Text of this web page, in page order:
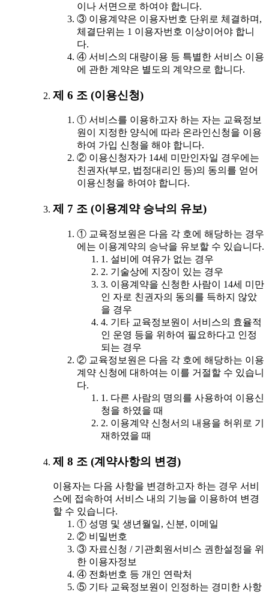
이나 서면으로 하여야 합니다.
③ 이용계약은 이용자번호 단위로 체결하며,
체결단위는 1 이용자번호 이상이어야 합니
다.
④ 서비스의 대량이용 등 특별한 서비스 이용
에 관한 계약은 별도의 계약으로 합니다.
제 6 조 (이용신청)
① 서비스를 이용하고자 하는 자는 교육정보
원이 지정한 양식에 따라 온라인신청을 이용
하여 가입 신청을 해야 합니다.
② 이용신청자가 14세 미만인자일 경우에는
친권자(부모, 법정대리인 등)의 동의를 얻어
이용신청을 하여야 합니다.
제 7 조 (이용계약 승낙의 유보)
① 교육정보원은 다음 각 호에 해당하는 경우
에는 이용계약의 승낙을 유보할 수 있습니다.
1. 설비에 여유가 없는 경우
2. 기술상에 지장이 있는 경우
3. 이용계약을 신청한 사람이 14세 미만
인 자로 친권자의 동의를 득하지 않았
을 경우
4. 기타 교육정보원이 서비스의 효율적
인 운영 등을 위하여 필요하다고 인정
되는 경우
② 교육정보원은 다음 각 호에 해당하는 이용
계약 신청에 대하여는 이를 거절할 수 있습니
다.
1. 다른 사람의 명의를 사용하여 이용신
청을 하였을 때
2. 이용계약 신청서의 내용을 허위로 기
재하였을 때
제 8 조 (계약사항의 변경)
이용자는 다음 사항을 변경하고자 하는 경우 서비
스에 접속하여 서비스 내의 기능을 이용하여 변경
할 수 있습니다.
① 성명 및 생년월일, 신분, 이메일
② 비밀번호
③ 자료신청 / 기관회원서비스 권한설정을 위
한 이용자정보
④ 전화번호 등 개인 연락처
⑤ 기타 교육정보원이 인정하는 경미한 사항